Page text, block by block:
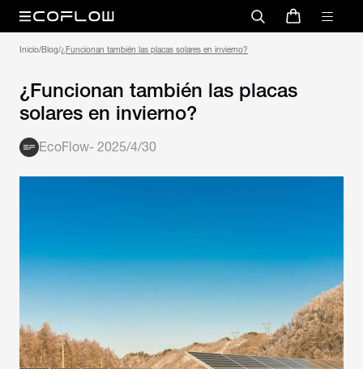
Inicio/Blog/¿Funcionan también las placas solares en invierno?
¿Funcionan también las placas
solares en invierno?
EcoFlow- 2025/4/30